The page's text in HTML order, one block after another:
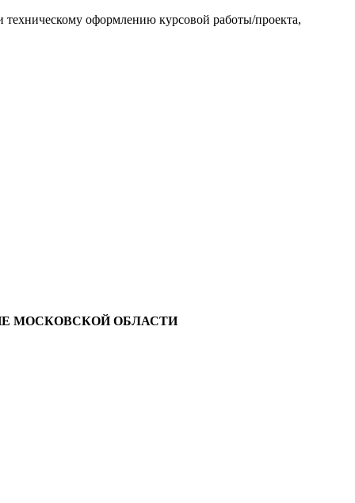
техническому оформлению курсовой работы/проекта,
МОСКОВСКОЙ ОБЛАСТИ